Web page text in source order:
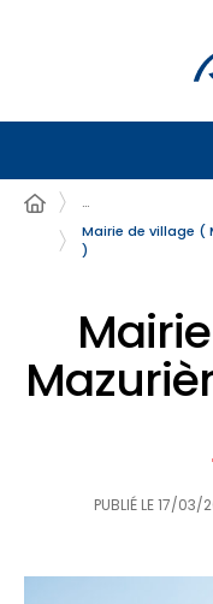
…
Mairie de village (
)
PUBLIÉ LE17/03/